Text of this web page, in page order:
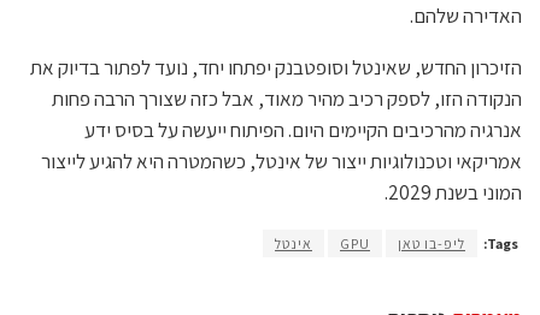
האדירה שלהם.
הזיכרון החדש, שאינטל וסופטבנק יפתחו יחד, נועד לפתור בדיוק את
הנקודה הזו, לספק רכיב מהיר מאוד, אבל כזה שצורך הרבה פחות
אנרגיה מהרכיבים הקיימים היום. הפיתוח ייעשה על בסיס ידע
אמריקאי וטכנולוגיות ייצור של אינטל, כשהמטרה היא להגיע לייצור
המוני בשנת 2029.
Tags: ליפ-בו טאן GPU אינטל